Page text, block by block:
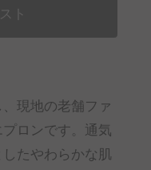
ト
現地の老舗ファ
ロンです。通気
たやわらかな肌